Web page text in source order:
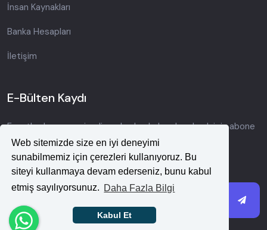
Web sitemizde size en iyi deneyimi
sunabilmemiz için çerezleri kullanıyoruz. Bu
siteyi kullanmaya devam ederseniz, bunu kabul
etmiş sayılıyorsunuz. Daha Fazla Bilgi
Kabul Et
İnsan Kaynakları
Banka Hesapları
İletişim
E-Bülten Kaydı
Fırsatlardan ve yeni gelişmelerden haberdar olmak için abone
olun.